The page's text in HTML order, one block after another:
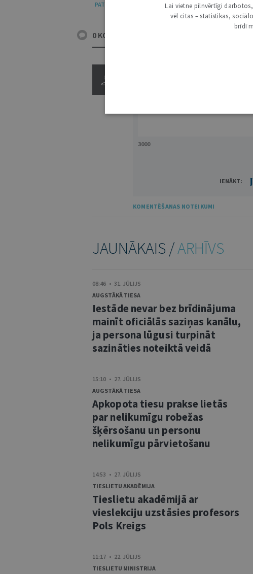
PATĪK
0 KOMENTĀRI
3000
IENĀKT:
KOMENTĒŠANAS NOTEIKUMI
JAUNĀKAIS /ARHĪVS
08:46 • 31. JŪLIJS
AUGSTĀKĀ TIESA
Iestāde nevar bez brīdinājuma
mainīt oficiālās saziņas kanālu,
ja persona lūgusi turpināt
sazināties noteiktā veidā
15:10 • 27. JŪLIJS
AUGSTĀKĀ TIESA
Apkopota tiesu prakse lietās
par nelikumīgu robežas
šķērsošanu un personu
nelikumīgu pārvietošanu
14:53 • 27. JŪLIJS
TIESLIETU AKADĒMIJA
Tieslietu akadēmijā ar
vieslekciju uzstāsies profesors
Pols Kreigs
11:17 • 22. JŪLIJS
TIESLIETU MINISTRIJA
Lai vietne pilnvērtīgi
vēl citas – statistikas,
brīdī